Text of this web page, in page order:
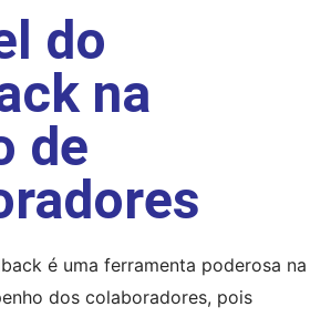
do
na
de
é uma ferramenta poderosa na
dos colaboradores, pois